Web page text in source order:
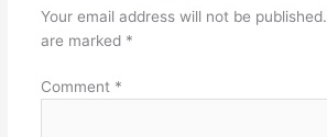
Your email address will not be published.
are marked *
Comment *